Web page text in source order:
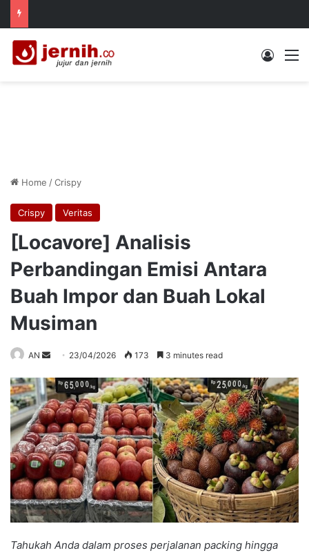
Log In
Home /Crispy
Crispy Veritas
[Locavore] Analisis
Perbandingan Emisi Antara
Buah Impor dan Buah Lokal
Musiman
AN
Send
email
23/04/2026 173 3 minutes read
Tahukah Anda dalam proses perjalanan packing hingga